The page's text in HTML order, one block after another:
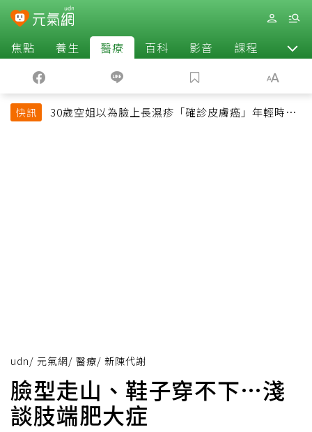
焦點 養生 醫療 百科 影音 課程 退休
快訊
30歲空姐以為臉上長濕疹「確診皮膚癌」年輕時一
udn/ 元氣網/ 醫療/ 新陳代謝
臉型走山、鞋子穿不下…淺
談肢端肥大症